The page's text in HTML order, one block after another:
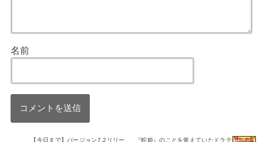
名前
【今日まで】バージョン7.2リリー
『蛇姫』のことを覚えていたドラテ